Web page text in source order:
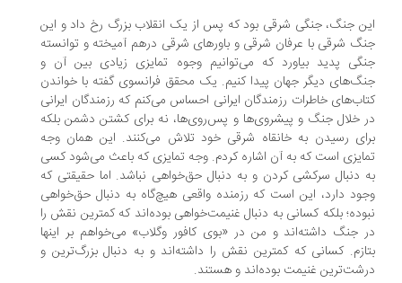
جنگ، جنگی شرقی بود که پس از یک انقلاب بزرگ رخ داد و این
شرقی با عرفان شرقی و باورهای شرقی درهم‌ آمیخته و توانسته
پدید بیاورد که می‌توانیم وجوه تمایزی زیادی بین آن و
دیگر جهان پیدا کنیم. یک محقق فرانسوی گفته با خواندن
خاطرات رزمندگان ایرانی احساس می‌کنم که رزمندگان ایرانی
خلال جنگ و پیشروی‌ها و پس‌روی‌ها، نه برای کشتن دشمن بلکه
رسیدن به خانقاه‌ شرقی خود تلاش می‌کنند. این همان وجه
‌است که به آن اشاره کردم. وجه تمایزی که باعث می‌شود کسی
دنبال سرکشی کردن و به دنبال حق‌خواهی نباشد. اما حقیقتی که
دارد، این است که رزمنده واقعی هیچ‌گاه به دنبال حق‌خواهی
بلکه کسانی به دنبال غنیمت‌خواهی بوده‌اند که کمترین نقش را
جنگ داشته‌اند و من در «بوی کافور وگلاب» می‌خواهم بر اینها
کسانی که کمترین نقش را داشته‌اند و به دنبال بزرگ‌ترین و
غنیمت بوده‌اند و هستند.